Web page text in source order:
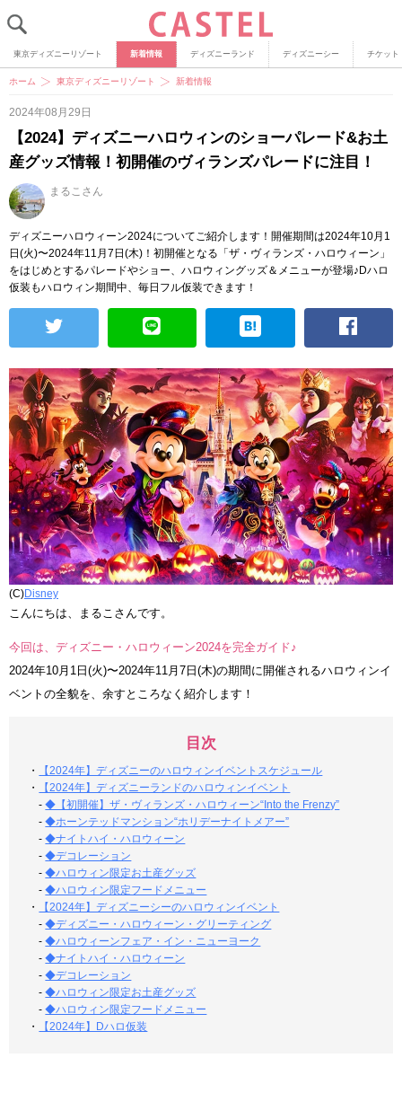
東京ディズニーリゾート 新着情報 ディズニーランド ディズニーシー チケット
ホーム 東京ディズニーリゾート 新着情報
2024年08月29日
【2024】ディズニーハロウィンのショーパレード&お土
産グッズ情報！初開催のヴィランズパレードに注目！
まるこさん
ディズニーハロウィーン2024についてご紹介します！開催期間は2024年10月1
日(火)〜2024年11月7日(木)！初開催となる「ザ・ヴィランズ・ハロウィーン」
をはじめとするパレードやショー、ハロウィングッズ＆メニューが登場♪Dハロ
仮装もハロウィン期間中、毎日フル仮装できます！
(C)Disney
こんにちは、まるこさんです。
今回は、ディズニー・ハロウィーン2024を完全ガイド♪
2024年10月1日(火)〜2024年11月7日(木)の期間に開催されるハロウィンイ
ベントの全貌を、余すところなく紹介します！
目次
・
【2024年】ディズニーのハロウィンイベントスケジュール
・
【2024年】ディズニーランドのハロウィンイベント
-◆【初開催】ザ・ヴィランズ・ハロウィーン“Into the Frenzy”
-◆ホーンテッドマンション“ホリデーナイトメアー”
-◆ナイトハイ・ハロウィーン
-◆デコレーション
-◆ハロウィン限定お土産グッズ
-◆ハロウィン限定フードメニュー
・
【2024年】ディズニーシーのハロウィンイベント
-◆ディズニー・ハロウィーン・グリーティング
-◆ハロウィーンフェア・イン・ニューヨーク
-◆ナイトハイ・ハロウィーン
-◆デコレーション
-◆ハロウィン限定お土産グッズ
-◆ハロウィン限定フードメニュー
・
【2024年】Dハロ仮装